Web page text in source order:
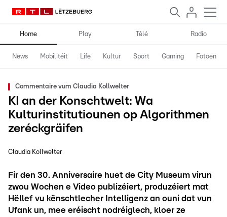
Home Play Télé Radio
News Mobilitéit Life Kultur Sport Gaming Fotoen
Commentaire vum Claudia Kollwelter
KI an der Konschtwelt: Wa
Kulturinstitutiounen op Algorithmen
zeréckgräifen
Claudia Kollwelter
Fir den 30. Anniversaire huet de City Museum virun
zwou Wochen e Video publizéiert, produzéiert mat
Hëllef vu kënschtlecher Intelligenz an ouni dat vun
Ufank un, mee eréischt nodréiglech, kloer ze